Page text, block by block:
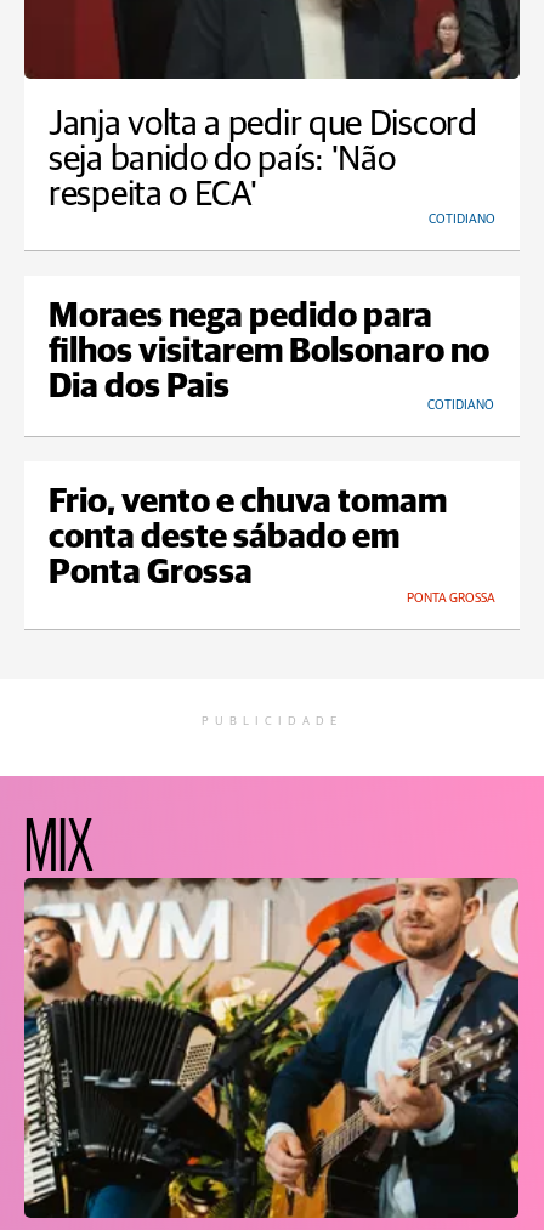
Janja volta a pedir que Discord
seja banido do país: 'Não
respeita o ECA'
COTIDIANO
Moraes nega pedido para
filhos visitarem Bolsonaro no
Dia dos Pais
COTIDIANO
Frio, vento e chuva tomam
conta deste sábado em
Ponta Grossa
PONTA GROSSA
PUBLICIDADE
MIX